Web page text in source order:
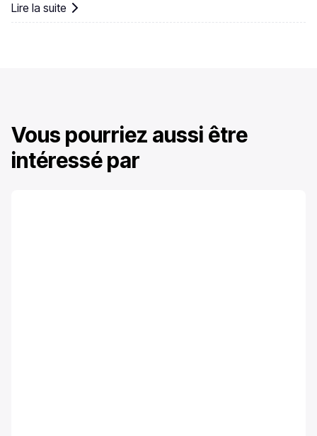
Lire la suite
Vous pourriez aussi être
intéressé par